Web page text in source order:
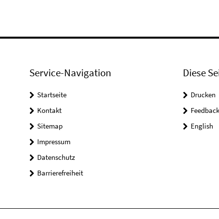
Service-Navigation
Startseite
Kontakt
Sitemap
Impressum
Datenschutz
Barrierefreiheit
Diese
Drucken
Feedback
English